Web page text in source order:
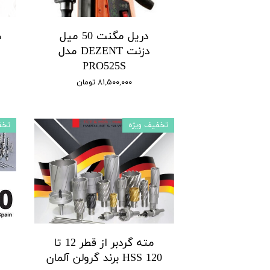
دریل مگنت 50 میل
دزنت DEZENT مدل
PRO525S
۸۱,۵۰۰,۰۰۰ تومان
مته گردبر از قطر 12 تا
120 HSS برند گرولن آلمان
تخفیف ویژه